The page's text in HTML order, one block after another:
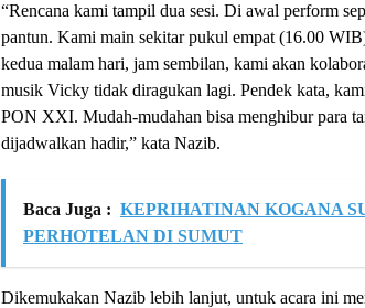
“Rencana kami tampil dua sesi. Di awal perform
pantun. Kami main sekitar pukul empat (16.00
kedua malam hari, jam sembilan, kami akan
musik Vicky tidak diragukan lagi. Pendek kata,
PON XXI. Mudah-mudahan bisa menghibur para
dijadwalkan hadir,” kata Nazib.
Baca Juga : KEPRIHATINAN KOGANA
PERHOTELAN DI SUMUT
Dikemukakan Nazib lebih lanjut, untuk acara ini